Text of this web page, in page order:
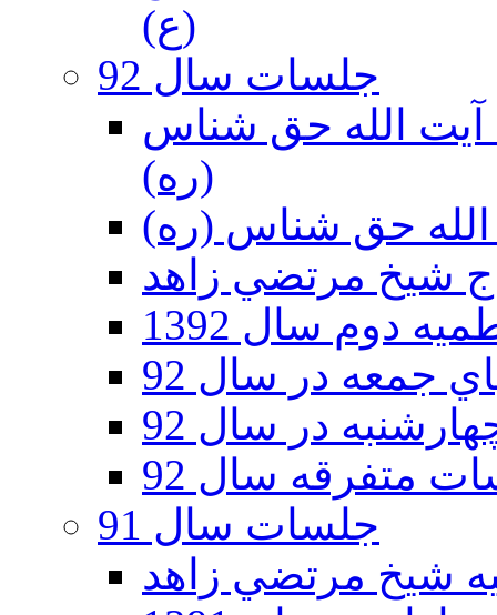
(ع)
جلسات سال 92
92 - حسينيه آيت الله حق شناس
(ره)
دوم سال 1392
جمعه در سال 92
در سال 92
متفرقه سال 92
جلسات سال 91